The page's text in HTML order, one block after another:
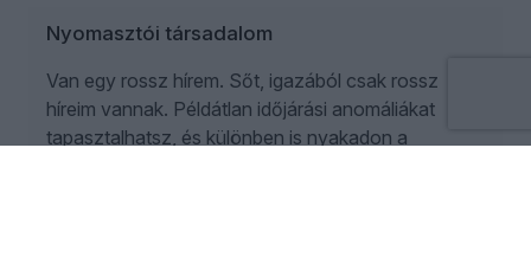
Nyomasztói társadalom
Van egy rossz hírem. Sőt, igazából csak rossz
híreim vannak. Példátlan időjárási anomáliákat
tapasztalhatsz, és különben is nyakadon a